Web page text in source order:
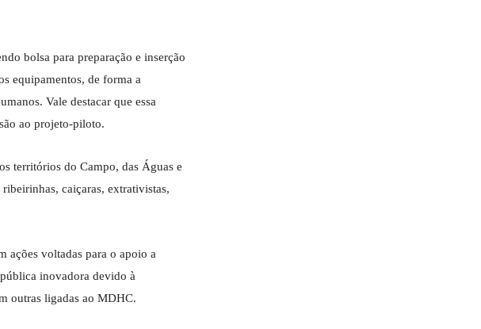
bolsa para preparação e inserção
equipamentos, de forma a
Vale destacar que essa
ao projeto-piloto.
territórios do Campo, das Águas e
caiçaras, extrativistas,
ações voltadas para o apoio a
inovadora devido à
outras ligadas ao MDHC.